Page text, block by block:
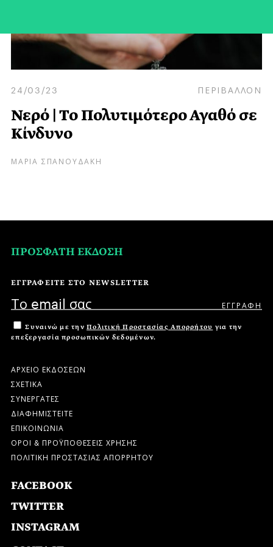
24/03/23 ΠΕΡΙΒΑΛΛΟΝ
Νερό | Το Πολυτιμότερο Αγαθό σε
Κίνδυνο
ΜΑΡΙΑ ΣΠΑΝΟΥΔΑΚΗ
ΠΡΟΣΦΑΤΗ ΕΚΔΟΣΗ
ΕΓΓΡΑΦΕΙΤΕ ΣΤΟ NEWSLETTER
Συναινώ με την Πολιτική Προστασίας Απορρήτου για την
επεξεργασία προσωπικών δεδομένων.
ΑΡΧΕΙΟ ΕΚΔΟΣΕΩΝ
ΣΧΕΤΙΚΑ
ΣΥΝΕΡΓΑΤΕΣ
ΔΙΑΦΗΜΙΣΤΕΙΤΕ
ΕΠΙΚΟΙΝΩΝΙΑ
ΟΡΟΙ & ΠΡΟΫΠΟΘΕΣΕΙΣ ΧΡΗΣΗΣ
ΠΟΛΙΤΙΚΗ ΠΡΟΣΤΑΣΙΑΣ ΑΠΟΡΡΗΤΟΥ
FACEBOOK
TWITTER
INSTAGRAM